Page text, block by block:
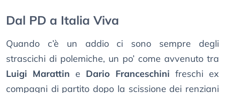
Dal PD a Italia Viva
Quando c’è un addio ci sono sempre degli
strascichi di polemiche, un po’ come avvenuto tra
Luigi Marattin e Dario Franceschini freschi ex
compagni di partito dopo la scissione dei renziani